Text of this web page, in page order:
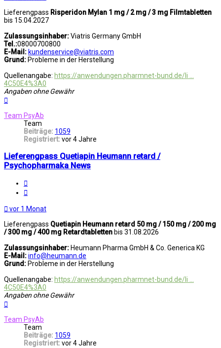
Lieferengpass Risperidon Mylan 1 mg / 2 mg / 3 mg Filmtabletten
bis 15.04.2027
Zulassungsinhaber:Viatris Germany GmbH
Tel.:08000700800
E-Mail: kundenservice@viatris.com
Grund: Probleme in der Herstellung
Quellenangabe: https://anwendungen.pharmnet-bund.de/li ...
4C50E4%3A0
Angaben ohne Gewähr
Team PsyAb
Team
Beiträge: 1059
Registriert: vor 4 Jahre
Lieferengpass Quetiapin Heumann retard /
Psychopharmaka News
vor 1 Monat
Lieferengpass Quetiapin Heumann retard 50 mg / 150 mg / 200 mg
/ 300 mg / 400 mg Retardtabletten bis 31.08.2026
Zulassungsinhaber: Heumann Pharma GmbH & Co. Generica KG
E-Mail:info@heumann.de
Grund: Probleme in der Herstellung
Quellenangabe: https://anwendungen.pharmnet-bund.de/li ...
4C50E4%3A0
Angaben ohne Gewähr
Team PsyAb
Team
Beiträge: 1059
Registriert: vor 4 Jahre